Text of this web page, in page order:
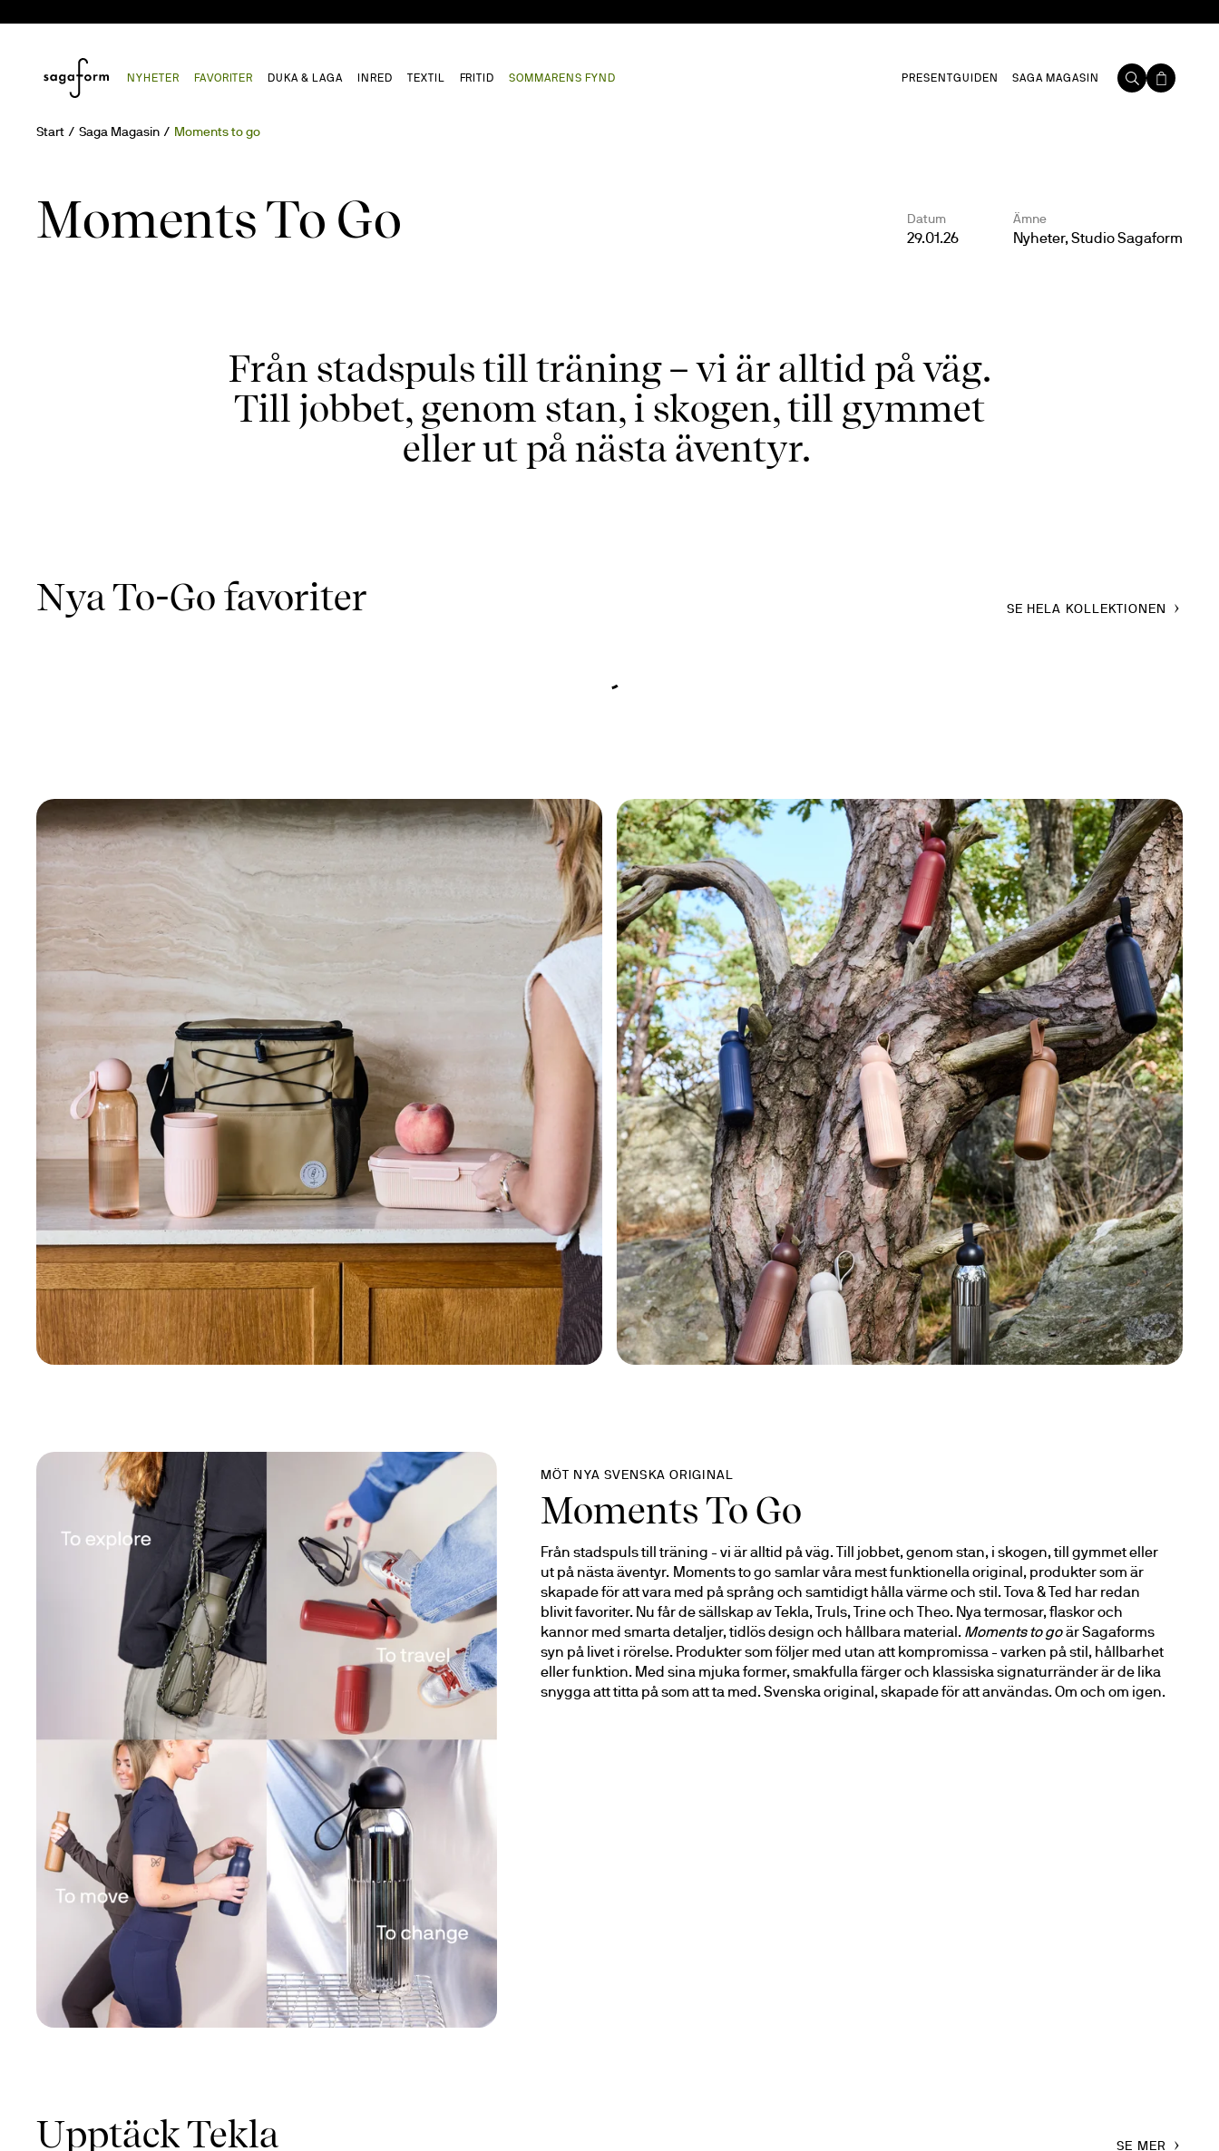
NYHETER FAVORITER DUKA & LAGA INRED TEXTIL FRITID SOMMARENS FYND PRESENTGUIDEN SAGA MAGASIN
Start Saga Magasin Moments to go
Moments To Go Datum
29.01.26
Ämne
Nyheter, Studio Sagaform
Från stadspuls till träning – vi är alltid på väg.
Till jobbet, genom stan, i skogen, till gymmet
eller ut på nästa äventyr.
Nya To-Go favoriter SE HELA KOLLEKTIONEN
MÖT NYA SVENSKA ORIGINAL
Moments To Go
Från stadspuls till träning - vi är alltid på väg. Till jobbet, genom stan, i skogen, till gymmet eller
ut på nästa äventyr. Moments to go samlar våra mest funktionella original, produkter som är
skapade för att vara med på språng och samtidigt hålla värme och stil. Tova & Ted har redan
blivit favoriter. Nu får de sällskap av Tekla, Truls, Trine och Theo. Nya termosar, flaskor och
kannor med smarta detaljer, tidlös design och hållbara material. Moments to go är Sagaforms
syn på livet i rörelse. Produkter som följer med utan att kompromissa - varken på stil, hållbarhet
eller funktion. Med sina mjuka former, smakfulla färger och klassiska signaturränder är de lika
snygga att titta på som att ta med. Svenska original, skapade för att användas. Om och om igen.
Upptäck Tekla SE MER